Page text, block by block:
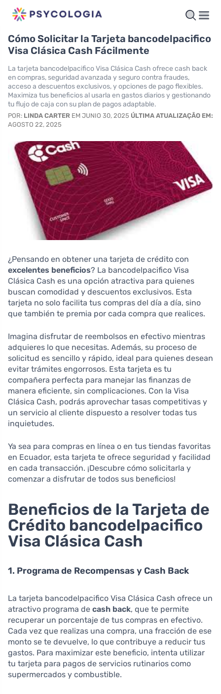
Cómo Solicitar la Tarjeta bancodelpacifico
Visa Clásica Cash Fácilmente
La tarjeta bancodelpacifico Visa Clásica Cash ofrece cash back
en compras, seguridad avanzada y seguro contra fraudes,
acceso a descuentos exclusivos, y opciones de pago flexibles.
Maximiza tus beneficios al usarla en gastos diarios y gestionando
tu flujo de caja con su plan de pagos adaptable.
POR: LINDA CARTER EM JUNIO 30, 2025 ÚLTIMA ATUALIZAÇÃO EM:
AGOSTO 22, 2025
¿Pensando en obtener una tarjeta de crédito con
excelentes beneficios? La bancodelpacifico Visa
Clásica Cash es una opción atractiva para quienes
buscan comodidad y descuentos exclusivos. Esta
tarjeta no solo facilita tus compras del día a día, sino
que también te premia por cada compra que realices.
Imagina disfrutar de reembolsos en efectivo mientras
adquieres lo que necesitas. Además, su proceso de
solicitud es sencillo y rápido, ideal para quienes desean
evitar trámites engorrosos. Esta tarjeta es tu
compañera perfecta para manejar las finanzas de
manera eficiente, sin complicaciones. Con la Visa
Clásica Cash, podrás aprovechar tasas competitivas y
un servicio al cliente dispuesto a resolver todas tus
inquietudes.
Ya sea para compras en línea o en tus tiendas favoritas
en Ecuador, esta tarjeta te ofrece seguridad y facilidad
en cada transacción. ¡Descubre cómo solicitarla y
comenzar a disfrutar de todos sus beneficios!
Beneficios de la Tarjeta de
Crédito bancodelpacifico
Visa Clásica Cash
1. Programa de Recompensas y Cash Back
La tarjeta bancodelpacifico Visa Clásica Cash ofrece un
atractivo programa de cash back, que te permite
recuperar un porcentaje de tus compras en efectivo.
Cada vez que realizas una compra, una fracción de ese
monto se te devuelve, lo que contribuye a reducir tus
gastos. Para maximizar este beneficio, intenta utilizar
tu tarjeta para pagos de servicios rutinarios como
supermercados y combustible.